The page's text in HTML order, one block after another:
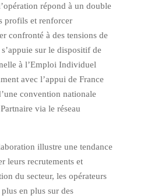
répond à un double
profils et renforcer
confronté à des tensions de
sur le dispositif de
à l’Emploi Individuel
avec l’appui de France
convention nationale
via le réseau
illustre une tendance
leurs recrutements et
du secteur, les opérateurs
en plus sur des